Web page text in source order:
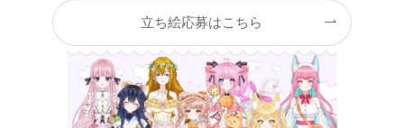
立ち絵応募はこちら